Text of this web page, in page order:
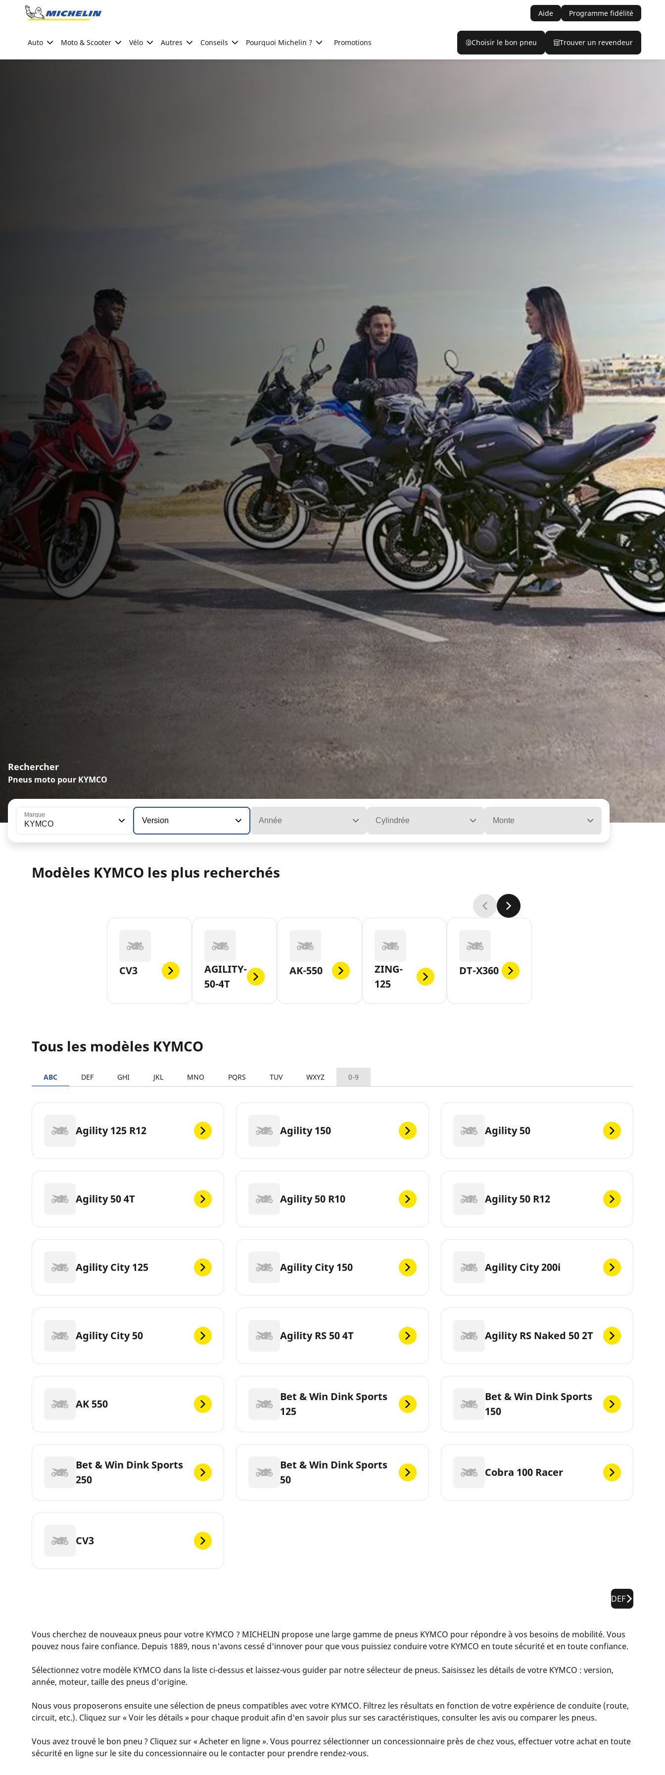
Go to page content
Aide Programme fidélité
Auto Moto & Scooter Vélo Autres Conseils Pourquoi Michelin ? Promotions Choisir le bon pneu Trouver un revendeur
Rechercher
Pneus moto pour KYMCO
Marque
KYMCO Version Année Cylindrée Monte
Modèles KYMCO les plus recherchés
CV3
AGILITY-
50-4T
AK-550
ZING-
125
DT-X360
Tous les modèles KYMCO
ABC DEF GHI JKL MNO PQRS TUV WXYZ 0-9
Agility 125 R12 Agility 150 Agility 50
Agility 50 4T Agility 50 R10 Agility 50 R12
Agility City 125 Agility City 150 Agility City 200i
Agility City 50 Agility RS 50 4T Agility RS Naked 50 2T
AK 550
Bet & Win Dink Sports
125
Bet & Win Dink Sports
150
Bet & Win Dink Sports
250
Bet & Win Dink Sports
50
Cobra 100 Racer
CV3
DEF
Vous cherchez de nouveaux pneus pour votre KYMCO ? MICHELIN propose une large gamme de pneus KYMCO pour répondre à vos besoins de mobilité. Vous
pouvez nous faire confiance. Depuis 1889, nous n'avons cessé d'innover pour que vous puissiez conduire votre KYMCO en toute sécurité et en toute confiance.
Sélectionnez votre modèle KYMCO dans la liste ci-dessus et laissez-vous guider par notre sélecteur de pneus. Saisissez les détails de votre KYMCO : version,
année, moteur, taille des pneus d'origine.
Nous vous proposerons ensuite une sélection de pneus compatibles avec votre KYMCO. Filtrez les résultats en fonction de votre expérience de conduite (route,
circuit, etc.). Cliquez sur « Voir les détails » pour chaque produit afin d'en savoir plus sur ses caractéristiques, consulter les avis ou comparer les pneus.
Vous avez trouvé le bon pneu ? Cliquez sur « Acheter en ligne ». Vous pourrez sélectionner un concessionnaire près de chez vous, effectuer votre achat en toute
sécurité en ligne sur le site du concessionnaire ou le contacter pour prendre rendez-vous.